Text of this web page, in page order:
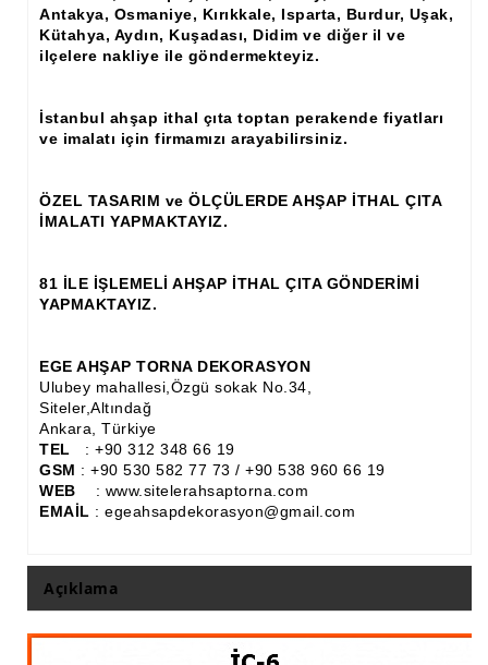
Ham Ahşap Gümüşlük, Kaşıklık İmalatı, Modelleri
Ham Ahşap Koltuk İmalatı, Modelleri
Ham Ahşap Ayna Çerçeve İmalatı, Modelleri
El Oyması Ham Ahşap Yatak Başlıkları
Ahşap İşlemeli Düz Klapa
Ahşap Panjur ve Menfez
Ahşap Profil Çıta
Ahşap Seperatör
Ahşap Sütun
Ahşap Tavan Göbeği
Burgulu Çıta İmalatı, Modelleri
Antakya, Osmaniye, Kırıkkale, Isparta, Burdur, Uşak,
Kütahya, Aydın, Kuşadası, Didim ve diğer il ve
ilçelere nakliye ile göndermekteyiz.
İstanbul ahşap ithal çıta toptan perakende fiyatları
ve imalatı için firmamızı arayabilirsiniz.
ÖZEL TASARIM ve ÖLÇÜLERDE AHŞAP İTHAL ÇITA
İMALATI YAPMAKTAYIZ.
81 İLE İŞLEMELİ AHŞAP İTHAL ÇITA GÖNDERİMİ
YAPMAKTAYIZ.
EGE AHŞAP TORNA DEKORASYON
Ulubey mahallesi,Özgü sokak No.34,
Siteler,Altındağ
Ankara, Türkiye
TEL : +90 312 348 66 19
GSM : +90 530 582 77 73 / +90 538 960 66 19
WEB : www.sitelerahsaptorna.com
EMAİL : egeahsapdekorasyon@gmail.com
Açıklama